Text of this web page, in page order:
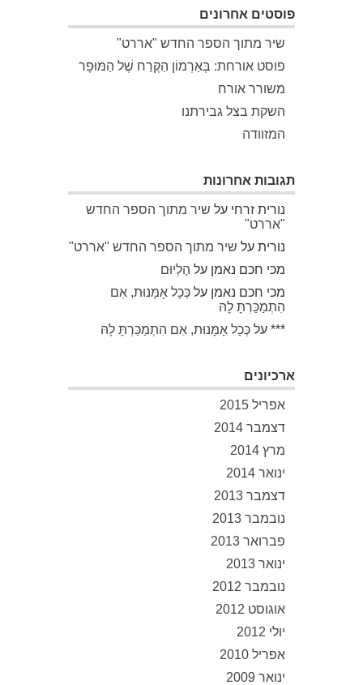
פוסטים אחרונים
שיר מתוך הספר החדש "אררט"
פוסט אורחת: בְּאַרְמוֹן הַקֶּרַח שֶׁל הַמּוּפָר
משורר אורח
השקת בצל גבירתנו
המזוודה
תגובות אחרונות
נורית זרחי על שיר מתוך הספר החדש
"אררט"
נורית על שיר מתוך הספר החדש "אררט"
מכי חכם נאמן על הֶלְיוּם
מכי חכם נאמן על כְּכָל אָמָּנוּת, אִם
הִתְמַכַּרְתָּ לָהּ
*** על כְּכָל אָמָּנוּת, אִם הִתְמַכַּרְתָּ לָהּ
ארכיונים
אפריל 2015
דצמבר 2014
מרץ 2014
ינואר 2014
דצמבר 2013
נובמבר 2013
פברואר 2013
ינואר 2013
נובמבר 2012
אוגוסט 2012
יולי 2012
אפריל 2010
ינואר 2009